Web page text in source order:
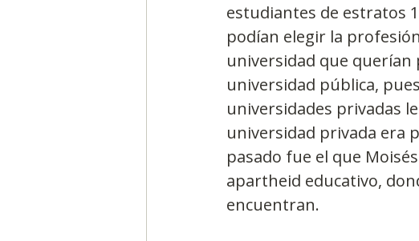
Generadores de ideas
estudiantes de estratos
podían elegir la
universidad que querían
universidad pública,
universidades privadas
universidad privada era
pasado fue el que
apartheid educativo,
encuentran.